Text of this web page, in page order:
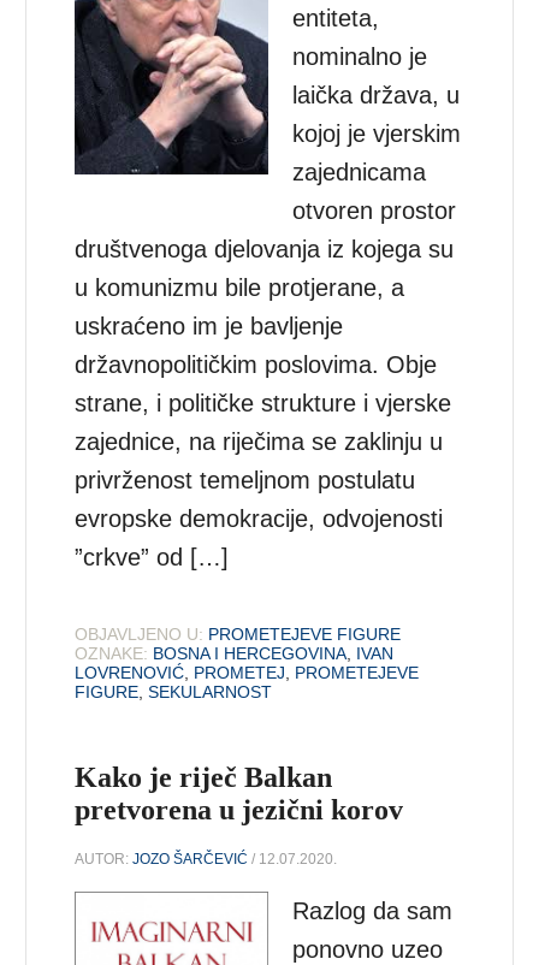
entiteta,
nominalno je
laička država, u
kojoj je vjerskim
zajednicama
otvoren prostor
društvenoga djelovanja iz kojega su
u komunizmu bile protjerane, a
uskraćeno im je bavljenje
državnopolitičkim poslovima. Obje
strane, i političke strukture i vjerske
zajednice, na riječima se zaklinju u
privrženost temeljnom postulatu
evropske demokracije, odvojenosti
”crkve” od […]
OBJAVLJENO U: PROMETEJEVE FIGURE
OZNAKE: BOSNA I HERCEGOVINA IVAN
LOVRENOVIĆ PROMETEJ
PROMETEJEVE
FIGURE ,SEKULARNOST
Kako je riječ Balkan
pretvorena u jezični korov
AUTOR:JOZO ŠARČEVIĆ / 12.07.2020.
Razlog da sam
ponovno uzeo